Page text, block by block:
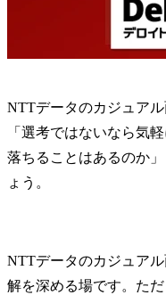
NTTデータのカジュア
「選考ではないなら気
落ちることはあるのか
ょう。
NTTデータのカジュア
解を深める場です。た